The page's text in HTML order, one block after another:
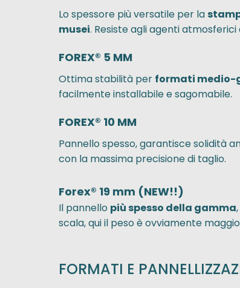
Lo spessore più versatile per la
musei. Resiste agli agenti
FOREX® 5 MM
Ottima stabilità per formati medio-
facilmente installabile e sagomabile.
FOREX® 10 MM
Pannello spesso, garantisce solidità
con la massima precisione di taglio.
Forex® 19 mm (NEW!!)
Il pannello più spesso della gamma
scala, qui il peso è ovviamente
FORMATI E